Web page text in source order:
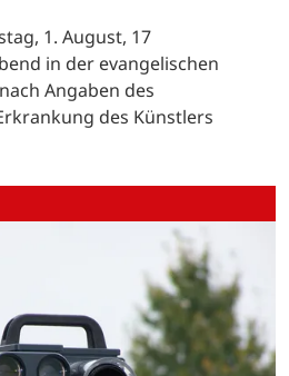
1. August, 17
in der evangelischen
Angaben des
des Künstlers